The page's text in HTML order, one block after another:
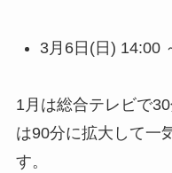
3月6日(日) 14:00
1月は総合テレビで
は90分に拡大して一
す。